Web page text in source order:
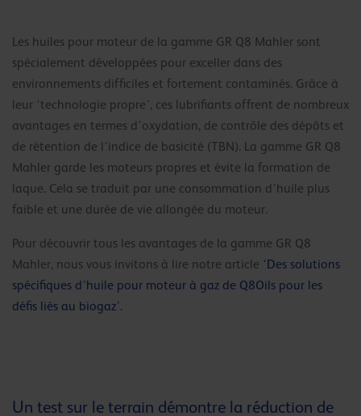
Les huiles pour moteur de la gamme GR Q8 Mahler sont
spécialement développées pour exceller dans des
environnements difficiles et fortement contaminés. Grâce à
leur ‘technologie propre’, ces lubrifiants offrent de nombreux
avantages en termes d’oxydation, de contrôle des dépôts et
de rétention de l’indice de basicité (TBN). La gamme GR Q8
Mahler garde les moteurs propres et évite la formation de
laque. Cela se traduit par une consommation d’huile plus
faible et une durée de vie allongée du moteur.
Pour découvrir tous les avantages de la gamme GR Q8
Mahler, nous vous invitons à lire notre article ‘Des solutions
spécifiques d’huile pour moteur à gaz de Q8Oils pour les
défis liés au biogaz’.
Un test sur le terrain démontre la réduction de